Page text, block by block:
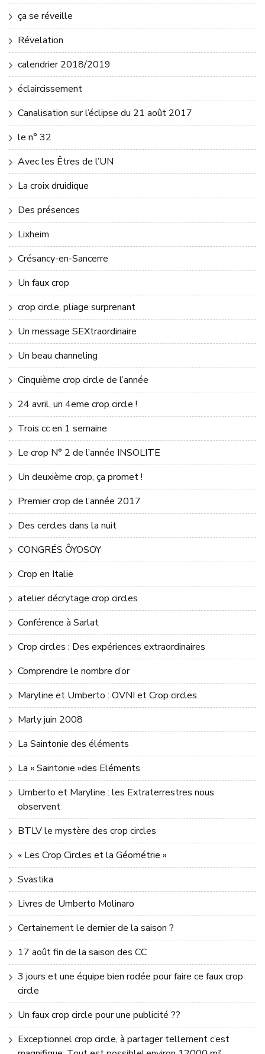
ça se réveille
Révelation
calendrier 2018/2019
éclaircissement
Canalisation sur l’éclipse du 21 août 2017
le n° 32
Avec les Êtres de l’UN
La croix druidique
Des présences
Lixheim
Crésancy-en-Sancerre
Un faux crop
crop circle, pliage surprenant
Un message SEXtraordinaire
Un beau channeling
Cinquième crop circle de l’année
24 avril, un 4eme crop circle !
Trois cc en 1 semaine
Le crop N° 2 de l’année INSOLITE
Un deuxième crop, ça promet !
Premier crop de l’année 2017
Des cercles dans la nuit
CONGRÉS ÔYOSOY
Crop en Italie
atelier décrytage crop circles
Conférence à Sarlat
Crop circles : Des expériences extraordinaires
Comprendre le nombre d’or
Maryline et Umberto : OVNI et Crop circles.
Marly juin 2008
La Saintonie des éléments
La « Saintonie »des Eléments
Umberto et Maryline : les Extraterrestres nous
observent
BTLV le mystère des crop circles
« Les Crop Circles et la Géométrie »
Svastika
Livres de Umberto Molinaro
Certainement le dernier de la saison ?
17 août fin de la saison des CC
3 jours et une équipe bien rodée pour faire ce faux crop
circle
Un faux crop circle pour une publicité ??
Exceptionnel crop circle, à partager tellement c’est